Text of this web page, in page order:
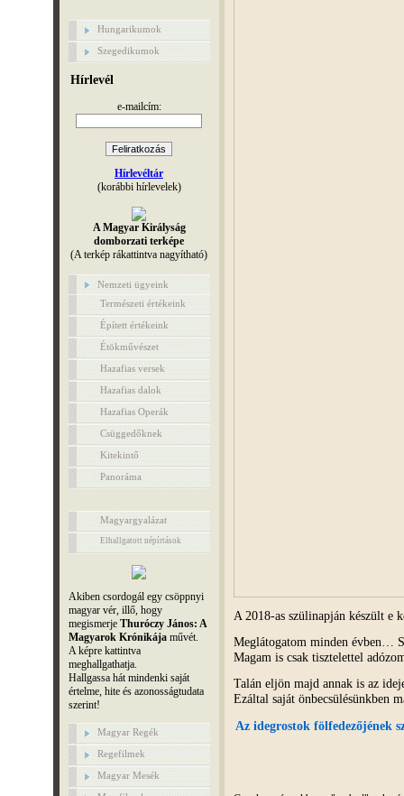
Hungarikumok
Szegedikumok
Hírlevél
e-mailcím:
Hírlevéltár
(korábbi hírlevelek)
A Magyar Királyság
domborzati terképe
(A terkép rákattintva nagyítható)
Nemzeti ügyeink
Természeti értékeink
Épített értékeink
Étökművészet
Hazafias versek
Hazafias dalok
Hazafias Operák
Csüggedőknek
Kitekintő
Panoráma
Magyargyalázat
Elhallgatott népírtások
Akiben csordogál egy csöppnyi
magyar vér, illő, hogy
megismerje Thuróczy János: A
Magyarok Krónikájaművét.
A képre kattintva
meghallgathatja.
Hallgassa hát mindenki saját
értelme, hite és azonosságtudata
szerint!
Magyar Regék
Regefilmek
Magyar Mesék
A 2018-as szülinapján készült e
Meglátogatom minden évben…
Magam is csak tisztelettel
Talán eljön majd annak is az
Ezáltal saját önbecsülésünkben
Az idegrostok fölfedezőjének